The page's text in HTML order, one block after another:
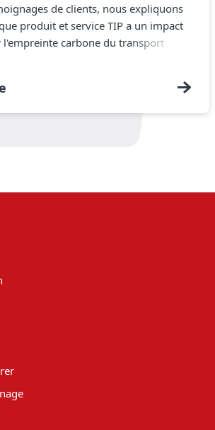
de clients, nous expliquons
produit et service TIP a un impact
carbone du transport